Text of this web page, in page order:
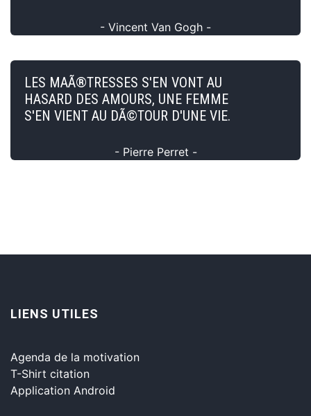
- Vincent Van Gogh -
LES MAÃ®TRESSES S'EN VONT AU
HASARD DES AMOURS, UNE FEMME
S'EN VIENT AU DÃ©TOUR D'UNE VIE.
- Pierre Perret -
LIENS UTILES
Agenda de la motivation
T-Shirt citation
Application Android